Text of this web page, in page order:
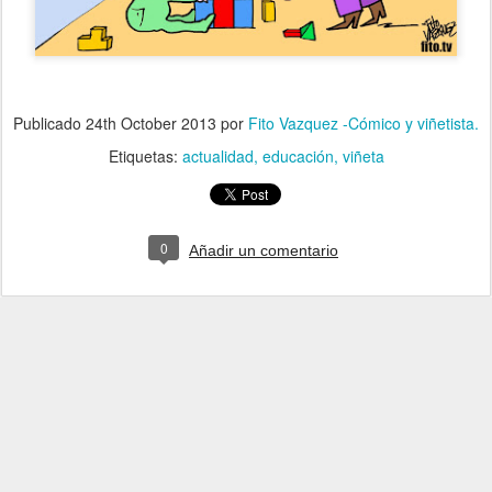
Publicado 24th October 2013 por Fito Vazquez -Cómico y viñetista.
Etiquetas: actualidad educación viñeta
0 Añadir un comentario